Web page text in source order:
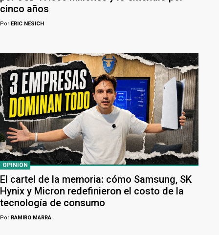
cinco años
Por ERIC NESICH
OPINIÓN
El cartel de la memoria: cómo Samsung, SK
Hynix y Micron redefinieron el costo de la
tecnología de consumo
Por RAMIRO MARRA